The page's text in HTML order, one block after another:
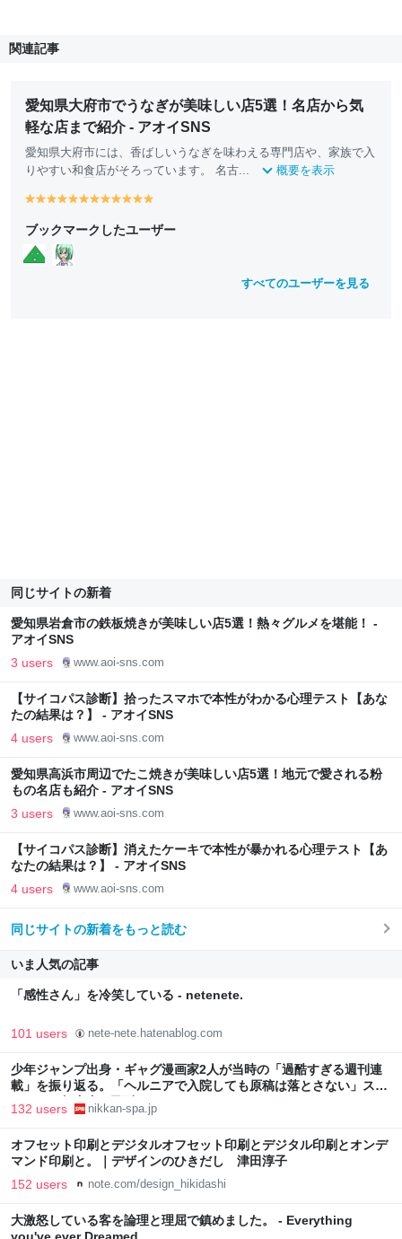
関連記事
愛知県大府市でうなぎが美味しい店5選！名店から気
軽な店まで紹介 - アオイSNS
愛知県大府市には、香ばしいうなぎを味わえる専門店や、家族で入
りやすい和食店がそろっています。 名古... 概要を表示
y
ll
o
w
y
ll
o
w
y
ll
w
y
ll
o
w
y
ll
o
w
y
ll
y
ll
y
ll
y
ll
y
ll
y
ll ll
ブックマークしたユーザー
すべてのユーザーを見る
同じサイトの新着
愛知県岩倉市の鉄板焼きが美味しい店5選！熱々グルメを堪能！ -
アオイSNS
3 users www.aoi-sns.com
【サイコパス診断】拾ったスマホで本性がわかる心理テスト【あな
たの結果は？】 - アオイSNS
4 users www.aoi-sns.com
愛知県高浜市周辺でたこ焼きが美味しい店5選！地元で愛される粉
もの名店も紹介 - アオイSNS
3 users www.aoi-sns.com
【サイコパス診断】消えたケーキで本性が暴かれる心理テスト【あ
なたの結果は？】 - アオイSNS
4 users www.aoi-sns.com
同じサイトの新着をもっと読む
いま人気の記事
「感性さん」を冷笑している - netenete.
101 users nete-nete.hatenablog.com
少年ジャンプ出身・ギャグ漫画家2人が当時の「過酷すぎる週刊連
載」を振り返る。「ヘルニアで入院しても原稿は落とさない」スト
イックな舞台裏 | 日刊SPA!
132 users nikkan-spa.jp
オフセット印刷とデジタルオフセット印刷とデジタル印刷とオンデ
マンド印刷と。｜デザインのひきだし 津田淳子
152 users note.com/design_hikidashi
大激怒している客を論理と理屈で鎮めました。 - Everything